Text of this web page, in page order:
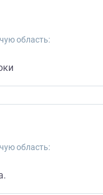
область:
область: